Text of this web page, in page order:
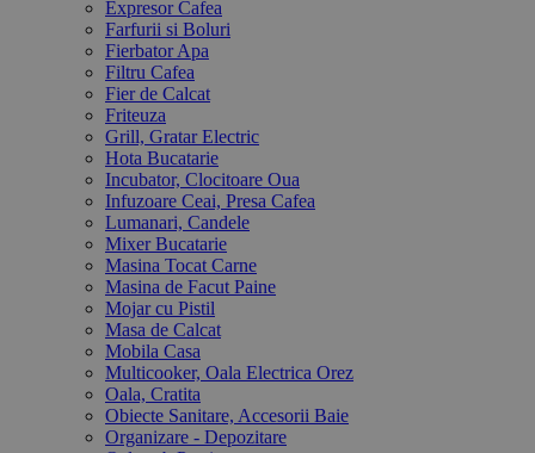
Expresor Cafea
Farfurii si Boluri
Fierbator Apa
Filtru Cafea
Fier de Calcat
Friteuza
Grill, Gratar Electric
Hota Bucatarie
Incubator, Clocitoare Oua
Infuzoare Ceai, Presa Cafea
Lumanari, Candele
Mixer Bucatarie
Masina Tocat Carne
Masina de Facut Paine
Mojar cu Pistil
Masa de Calcat
Mobila Casa
Multicooker, Oala Electrica Orez
Oala, Cratita
Obiecte Sanitare, Accesorii Baie
Organizare - Depozitare